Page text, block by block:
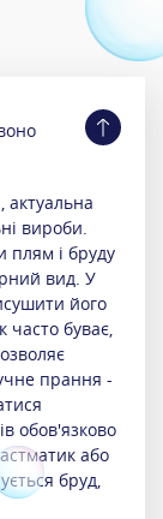
актуальна
вироби.
плям і бруду
вид. У
його
часто буває,
прання -
обов'язково
або
бруд,